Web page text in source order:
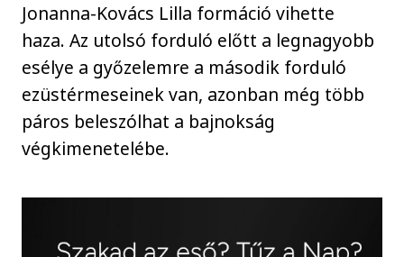
Jonanna-Kovács Lilla formáció vihette
haza. Az utolsó forduló előtt a legnagyobb
esélye a győzelemre a második forduló
ezüstérmeseinek van, azonban még több
páros beleszólhat a bajnokság
végkimenetelébe.